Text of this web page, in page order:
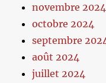
novembre 2024
octobre 2024
septembre
août 2024
juillet 2024